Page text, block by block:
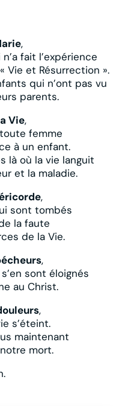
,
fait l’expérience
et Résurrection ».
qui n’ont pas vu
parents.
Vie,
femme
à un enfant.
là où la vie languit
et la maladie.
,
sont tombés
la faute
de la Vie.
,
sont éloignés
au Christ.
,
s’éteint.
maintenant
mort.